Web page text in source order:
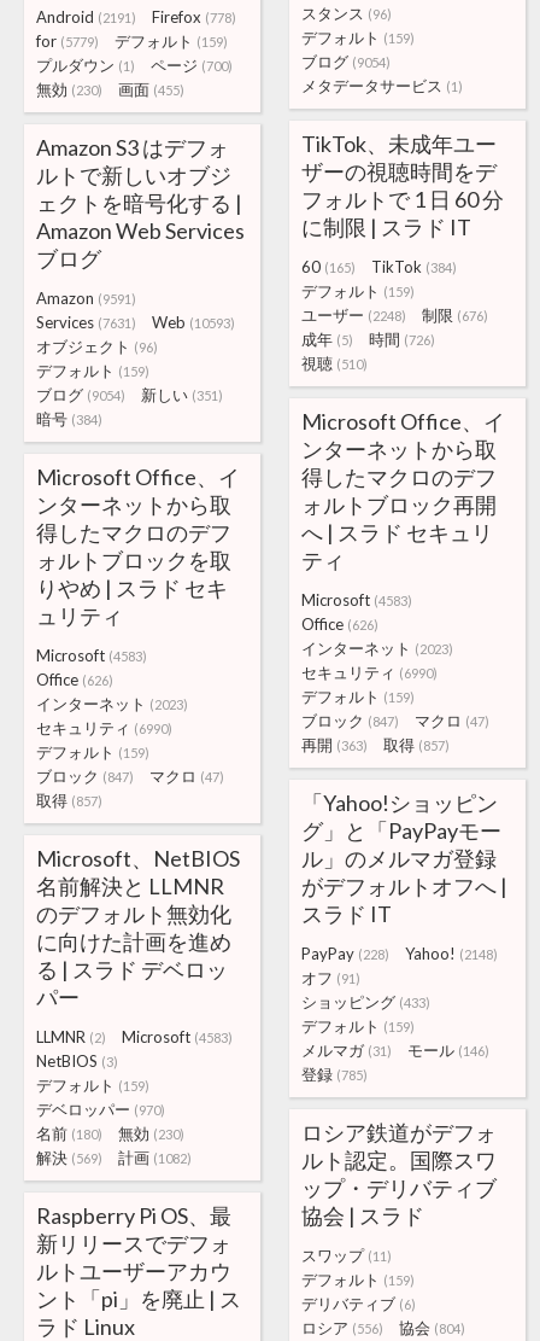
スタンス (96)
デフォルト (159)
ブログ (9054)
メタデータサービス (1)
Android (2191) Firefox (778)
for (5779) デフォルト (159)
プルダウン (1) ページ (700)
無効 (230) 画面 (455)
TikTok、未成年ユー
ザーの視聴時間をデ
フォルトで 1 日 60 分
に制限 | スラド IT
60 (165) TikTok (384)
デフォルト (159)
ユーザー (2248) 制限 (676)
成年 (5) 時間 (726)
視聴 (510)
Amazon S3 はデフォ
ルトで新しいオブジ
ェクトを暗号化する |
Amazon Web Services
ブログ
Amazon (9591)
Services (7631) Web (10593)
オブジェクト (96)
デフォルト (159)
ブログ (9054) 新しい (351)
暗号 (384)
Microsoft Office、イ
ンターネットから取
得したマクロのデフ
ォルトブロック再開
へ | スラド セキュリ
ティ
Microsoft (4583)
Office (626)
インターネット (2023)
セキュリティ (6990)
デフォルト (159)
ブロック (847) マクロ (47)
再開 (363) 取得 (857)
Microsoft Office、イ
ンターネットから取
得したマクロのデフ
ォルトブロックを取
りやめ | スラド セキ
ュリティ
Microsoft (4583)
Office (626)
インターネット (2023)
セキュリティ (6990)
デフォルト (159)
ブロック (847) マクロ (47)
取得 (857)
「Yahoo!ショッピン
グ」と「PayPayモー
ル」のメルマガ登録
がデフォルトオフへ |
スラド IT
PayPay (228) Yahoo! (2148)
オフ (91)
ショッピング (433)
デフォルト (159)
メルマガ (31) モール (146)
登録 (785)
Microsoft、NetBIOS
名前解決と LLMNR
のデフォルト無効化
に向けた計画を進め
る | スラド デベロッ
パー
LLMNR (2) Microsoft (4583)
NetBIOS (3)
デフォルト (159)
デベロッパー (970)
名前 (180) 無効 (230)
解決 (569) 計画 (1082)
ロシア鉄道がデフォ
ルト認定。国際スワ
ップ・デリバティブ
協会 | スラド
スワップ (11)
デフォルト (159)
デリバティブ (6)
ロシア (556) 協会 (804)
Raspberry Pi OS、最
新リリースでデフォ
ルトユーザーアカウ
ント「pi」を廃止 | ス
ラド Linux